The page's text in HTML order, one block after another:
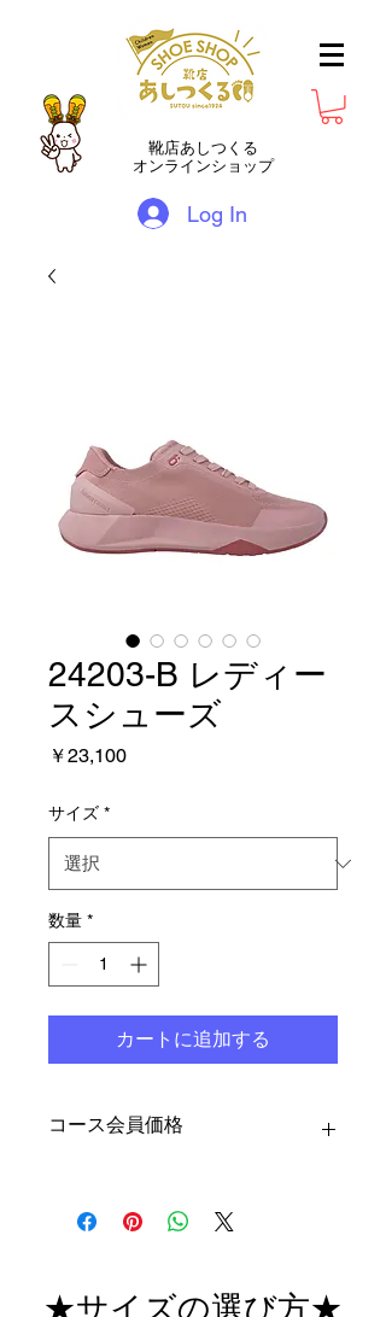
靴店あしつくる
オンラインショップ
Log In
24203-B レディー
スシューズ
￥23,100価
サイズ *
数量 *
カートに追加する
コース会員価格
★サイズの選び方★